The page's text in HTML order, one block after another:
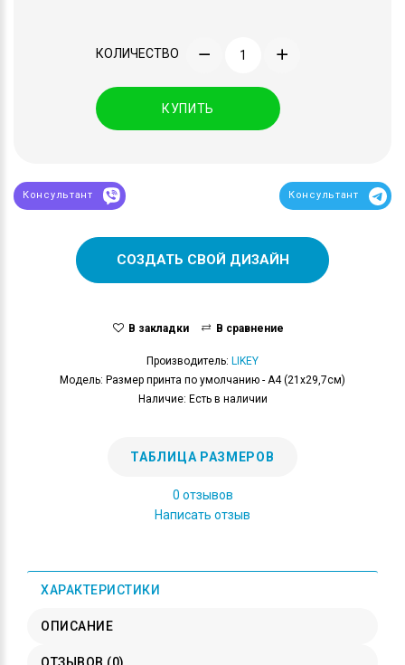
КОЛИЧЕСТВО
КУПИТЬ
Консультант Консультант
СОЗДАТЬ СВОЙ ДИЗАЙН
В закладки В сравнение
Производитель: LIKEY
Модель: Размер принта по умолчанию - А4 (21x29,7см)
Наличие: Есть в наличии
ТАБЛИЦА РАЗМЕРОВ
0 отзывов
Написать отзыв
ХАРАКТЕРИСТИКИ
ОПИСАНИЕ
ОТЗЫВОВ (0)